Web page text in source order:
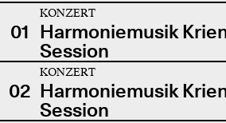
01
KONZERT
Harmoniemusik
Session
02
KONZERT
Harmoniemusik
Session